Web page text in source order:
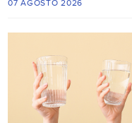
07 AGOSTO 2026